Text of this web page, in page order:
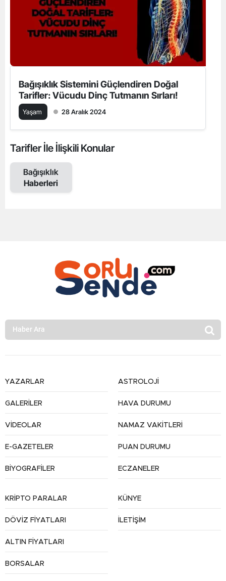
Bağışıklık Sistemini Güçlendiren Doğal
Tarifler: Vücudu Dinç Tutmanın Sırları!
Yaşam 28 Aralık 2024
Tarifler İle İlişkili Konular
Bağışıklık
Haberleri
YAZARLAR
GALERİLER
VİDEOLAR
E-GAZETELER
BİYOGRAFİLER
ASTROLOJİ
HAVA DURUMU
NAMAZ VAKİTLERİ
PUAN DURUMU
ECZANELER
KRİPTO PARALAR
DÖVİZ FİYATLARI
ALTIN FİYATLARI
BORSALAR
KÜNYE
İLETİŞİM